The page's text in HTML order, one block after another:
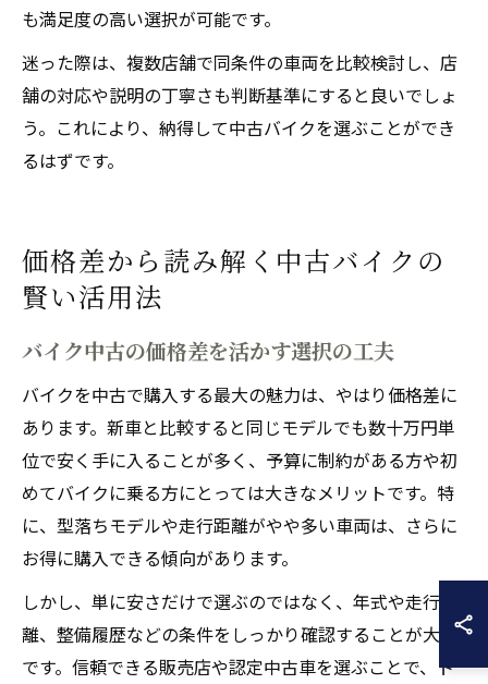
も満足度の高い選択が可能です。
迷った際は、複数店舗で同条件の車両を比較検討し、店
舗の対応や説明の丁寧さも判断基準にすると良いでしょ
う。これにより、納得して中古バイクを選ぶことができ
るはずです。
価格差から読み解く中古バイクの
賢い活用法
バイク中古の価格差を活かす選択の工夫
バイクを中古で購入する最大の魅力は、やはり価格差に
あります。新車と比較すると同じモデルでも数十万円単
位で安く手に入ることが多く、予算に制約がある方や初
めてバイクに乗る方にとっては大きなメリットです。特
に、型落ちモデルや走行距離がやや多い車両は、さらに
お得に購入できる傾向があります。
しかし、単に安さだけで選ぶのではなく、年式や走行距
離、整備履歴などの条件をしっかり確認することが大切
です。信頼できる販売店や認定中古車を選ぶことで、ト